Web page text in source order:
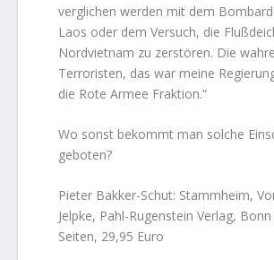
verglichen werden mit dem
Laos oder dem Versuch, die
Nordvietnam zu zerstören. Die
Terroristen, das war meine
die Rote Armee Fraktion.“
Wo sonst bekommt man solche
geboten?
Pieter Bakker-Schut: Stammheim,
Jelpke, Pahl-Rugenstein Verlag,
Seiten, 29,95 Euro